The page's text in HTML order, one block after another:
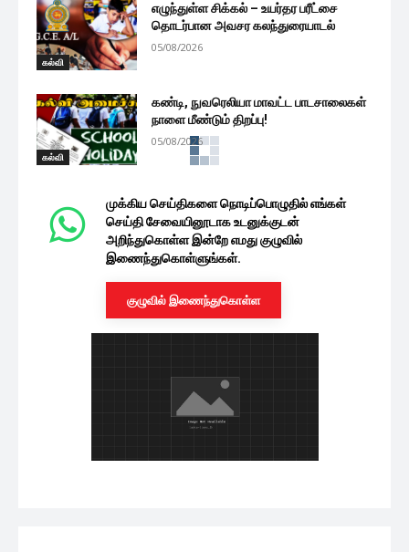
கல்வி
எழுந்துள்ள சிக்கல் – உயர்தர பரீட்சை
தொடர்பான அவசர கலந்துரையாடல்
05/08/2026
கல்வி
கண்டி, நுவரெலியா மாவட்ட பாடசாலைகள்
நாளை மீண்டும் திறப்பு!
05/08/2026
ஹட்டன் கல்வி வலயத்தின் அனைத்து
பாடசாலைகளுக்கும் நாளை விடுமுறை
அறிவிப்பு
04/08/2026
புலமைப்பரிசில் பரீட்சை தொடர்பில்
நடைமுறைக்கு வரும் தடை
நெருங்கும் தரம் ஐந்து புலமைப்பரிசில்
பரீட்சை : வெளியான முக்கிய அறிவிப்பு
02/08/2026